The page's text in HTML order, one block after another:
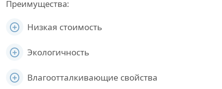
Преимущества:
Низкая стоимость
Экологичность
Влагоотталкивающие свойства